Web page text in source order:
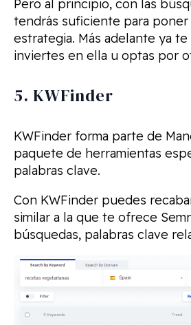
Pero al principio, con las
tendrás suficiente para poner
estrategia. Más adelante ya
inviertes en ella u optas por
5. KWFinder
KWFinder forma parte de
paquete de herramientas
palabras clave.
Con KWFinder puedes
similar a la que te ofrece
búsquedas, palabras clave